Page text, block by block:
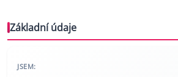
Základní údaje
JSEM: